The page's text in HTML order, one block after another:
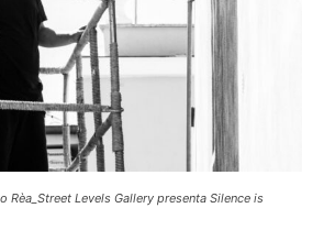
Rèa_Street Levels Gallery presenta Silence is